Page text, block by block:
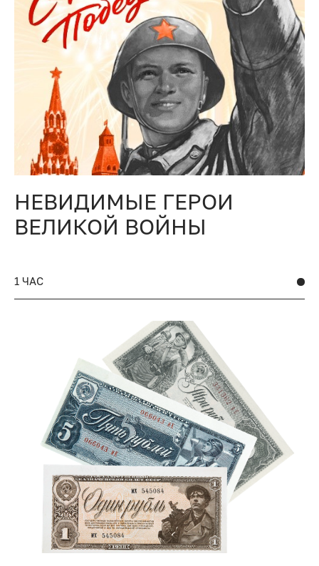
НЕВИДИМЫЕ ГЕРОИ
ВЕЛИКОЙ ВОЙНЫ
1 ЧАС